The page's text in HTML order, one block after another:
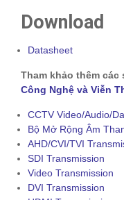
Download
Datasheet
Tham khảo thêm các
Công Nghệ và Viễn
CCTV Video/Audio/
Bộ Mở Rộng Âm
AHD/CVI/TVI
SDI Transmission
Video Transmission
DVI Transmission